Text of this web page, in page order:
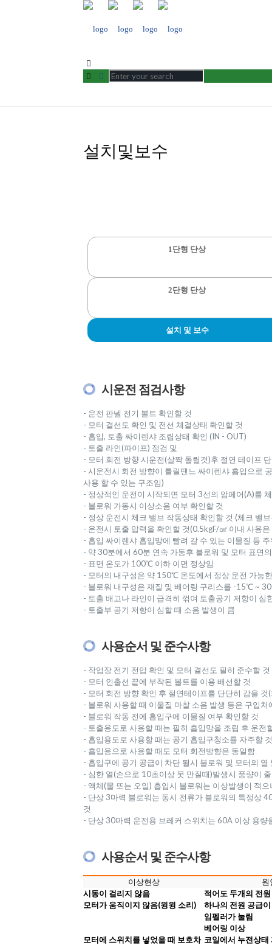
설치및보수
1단형 단상
2단형 단상
설치 및 보수
시운전 점검사항
- 운전 판넬 전기 볼트 확인할 것
- 모터 결선도 확인 및 전선 체결상태 확인할 것
- 흡입, 토출 싸이렌샤 조립상태 확인 (IN - OUT)
- 토출 라인(파이프) 점검 및
- 모터 회전 방향 시운전(살짝 돌릴것)후 절연 테이프
- 시운전시 회전 방향이 틀릴땐느 싸이렌샤 흡입으로
사용 할 수 있는 구조임)
- 정상적인 운전이 시작되면 모터 3선의 암페어(A)를
- 블로워 가동시 이상소음 여부 확인할 것
- 정상 운전시 체크 밸브 작동상태 확인할 것 (체크 밸
- 운전시 토출 압력을 확인할 것(0.5kgF/㎠ 이내 사용은
- 흡입 싸이렌샤 흡입망에 빨려 갈 수 있는 이물질 등
- 약 30분에서 60분 연속 가동후 블로워 및 모터 표면
- 표면 온도가 100℃ 이하 이면 정상임
- 모터의 내구성은 약 150℃ 온도에서 정상 운전 가능
- 블로워 내구성은 재질 및 베어링 구리스를 -15℃ ~
- 토출 배고나 라인이 급격히 꺾여 토출공기 저항이 심
- 토출부 공기 저항이 심할 때 소음 발생이 큼
사용순서 및 준수사항
- 작업장 전기 전압 확인 및 모터 결선도 필히 준수할 것
- 모터 인출선 끝에 부착된 볼트를 이용 배선할 것
- 모터 회전 방향 확인 후 절연테이프를 단단히 감을 것
- 블로워 사용할 때 이물질 마찰 소음 발생 등은 구입처
- 블로워 작동 전에 흡입구에 이물질 여부 확인할 것
- 토출용도로 사용할 때는 필히 흡입망을 조립 후 운전
- 흡입용도로 사용할 때는 공기 흡입구청소를 자주할 것
- 흡입용으로 사용할 때도 모터 회전방향은 동일함
- 흡입구에 공기 공급이 차단 될시 블로워 및 모터의 열
- 심한 열(손으로 10초이상 못 만질때)발생시 풍량이
- 액체(물 또는 오일) 흡입시 블로워는 이상발생이 적
- 단상 3마력 블로워는 동시 전류가 블로워의 특정상
것
- 단상 30마력 운전용 브레커 스위치는 60A 이상 용
사용순서 및 준수사항
이상현상
원
시동이 걸리지 않음
적어도 두개의 전
모터가 움직이지 않음(윙윙 소리)
하나의 전원 공급
임펠러가 눌림
베어링 이상
모터에 스위치를 넣었을 때 보호차 코일에서 누전상태